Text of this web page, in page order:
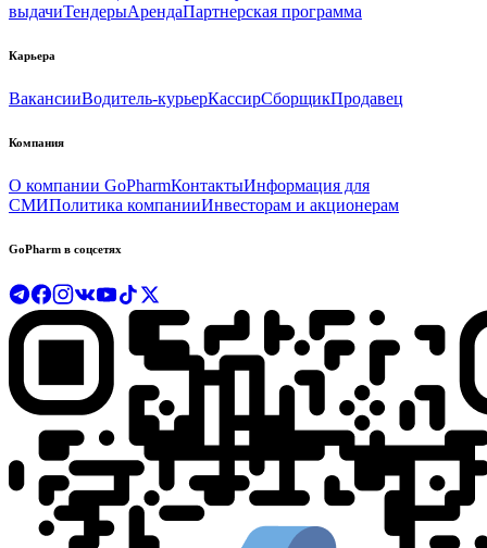
выдачиТендерыАрендаПартнерская программа
Карьера
ВакансииВодитель-курьерКассирСборщикПродавец
Компания
О компании GoPharmКонтактыИнформация для
СМИПолитика компанииИнвесторам и акционерам
GoPharm в соцсетях